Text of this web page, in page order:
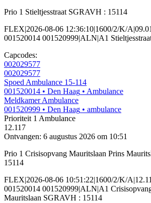
Prio 1 Stieltjesstraat SGRAVH : 15114
FLEX|2026-08-06 12:36:10|1600/2/K/
001520014 001520999|ALN|A1
Capcodes:
002029577
002029577
Spoed Ambulance 15-114
001520014 • Den Haag • Ambulance
Meldkamer Ambulance
001520999 • Den Haag • ambulance
Prioriteit 1 Ambulance
12.117
Ontvangen: 6 augustus 2026 om 10:51
Prio 1 Crisisopvang Mauritslaan Prins
15114
FLEX|2026-08-06 10:51:22|1600/2/K/
001520014 001520999|ALN|A1
Mauritslaan SGRAVH : 15114